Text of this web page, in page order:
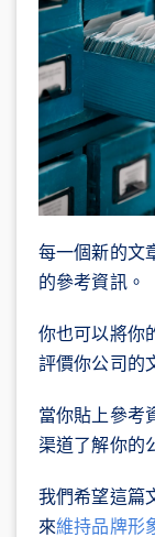
每一個新的文
的參考資訊。
你也可以將你
評價你公司的
當你貼上參考
渠道了解你的
我們希望這篇
來維持品牌形